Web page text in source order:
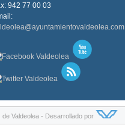
942 77 00 03
Valdeolea - Desarrollado por